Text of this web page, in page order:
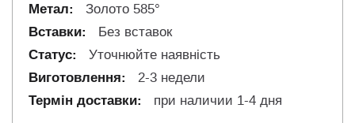
Золото 585°
Без вставок
Уточнюйте наявність
2-3 недели
при наличии 1-4 дня